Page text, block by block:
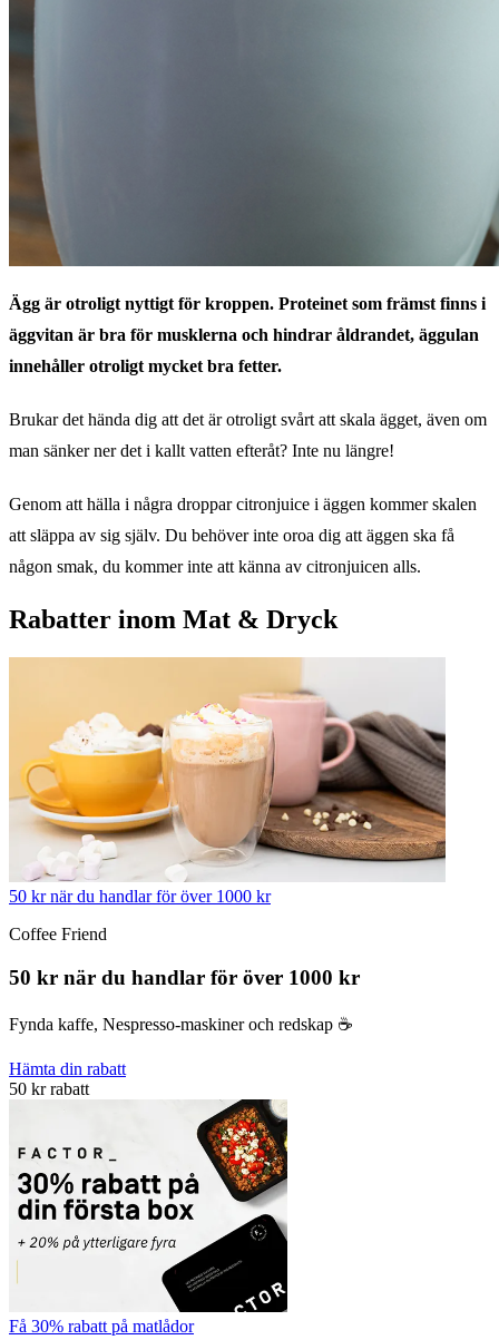
Ägg är otroligt nyttigt för kroppen. Proteinet som främst finns i
äggvitan är bra för musklerna och hindrar åldrandet, äggulan
innehåller otroligt mycket bra fetter.
Brukar det hända dig att det är otroligt svårt att skala ägget, även om
man sänker ner det i kallt vatten efteråt? Inte nu längre!
Genom att hälla i några droppar citronjuice i äggen kommer skalen
att släppa av sig själv. Du behöver inte oroa dig att äggen ska få
någon smak, du kommer inte att känna av citronjuicen alls.
Rabatter inom Mat & Dryck
50 kr när du handlar för över 1000 kr
Coffee Friend
50 kr när du handlar för över 1000 kr
Fynda kaffe, Nespresso-maskiner och redskap ☕️
Hämta din rabatt
50 kr rabatt
Få 30% rabatt på matlådor